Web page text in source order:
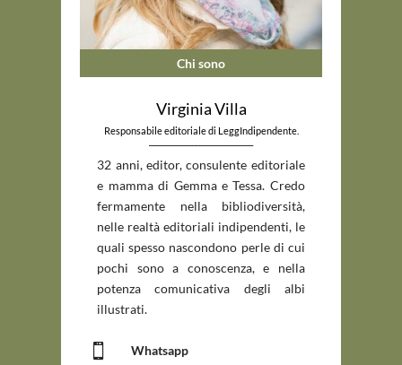
Chi sono
Virginia Villa
Responsabile editoriale di LeggIndipendente.
_____________________________
32 anni, editor, consulente editoriale
e mamma di Gemma e Tessa. Credo
fermamente nella bibliodiversità,
nelle realtà editoriali indipendenti, le
quali spesso nascondono perle di cui
pochi sono a conoscenza, e nella
potenza comunicativa degli albi
illustrati.
 Whatsapp